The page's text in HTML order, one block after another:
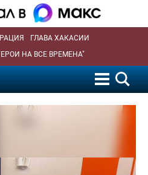
ГЛАВА ХАКАСИИ
НА ВСЕ ВРЕМЕНА"